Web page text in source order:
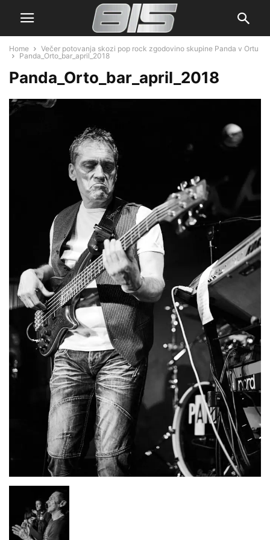
Home
Večer potovanja skozi pop rock zgodovino skupine Panda v Ortu
Panda_Orto_bar_april_2018
Panda_Orto_bar_april_2018